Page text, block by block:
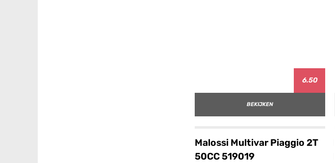
6.50
BEKIJKEN
Malossi Multivar Piaggio 2T
50CC 519019